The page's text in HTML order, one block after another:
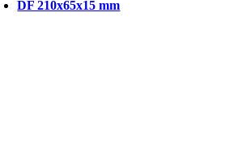
DF 210x65x15 mm